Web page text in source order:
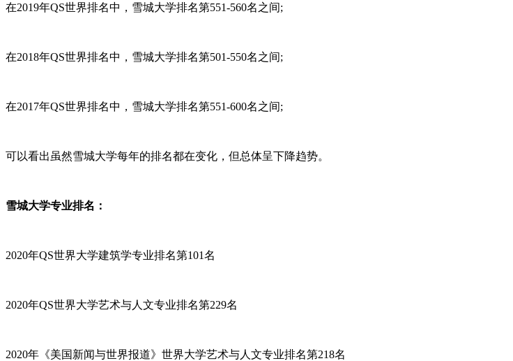
在2019年QS世界排名中，雪城大学排名第551-560名之间;
在2018年QS世界排名中，雪城大学排名第501-550名之间;
在2017年QS世界排名中，雪城大学排名第551-600名之间;
可以看出虽然雪城大学每年的排名都在变化，但总体呈下降趋势。
雪城大学专业排名：
2020年QS世界大学建筑学专业排名第101名
2020年QS世界大学艺术与人文专业排名第229名
2020年《美国新闻与世界报道》世界大学艺术与人文专业排名第218名